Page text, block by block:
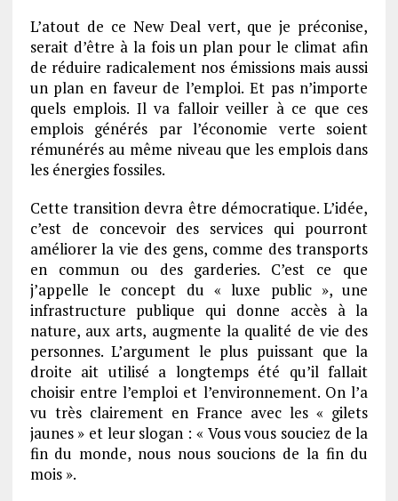
L’atout de ce New Deal vert, que je préconise,
serait d’être à la fois un plan pour le climat afin
de réduire radicalement nos émissions mais aussi
un plan en faveur de l’emploi. Et pas n’importe
quels emplois. Il va falloir veiller à ce que ces
emplois générés par l’économie verte soient
rémunérés au même niveau que les emplois dans
les énergies fossiles.
Cette transition devra être démocratique. L’idée,
c’est de concevoir des services qui pourront
améliorer la vie des gens, comme des transports
en commun ou des garderies. C’est ce que
j’appelle le concept du « luxe public », une
infrastructure publique qui donne accès à la
nature, aux arts, augmente la qualité de vie des
personnes. L’argument le plus puissant que la
droite ait utilisé a longtemps été qu’il fallait
choisir entre l’emploi et l’environnement. On l’a
vu très clairement en France avec les « gilets
jaunes » et leur slogan : « Vous vous souciez de la
fin du monde, nous nous soucions de la fin du
mois ».